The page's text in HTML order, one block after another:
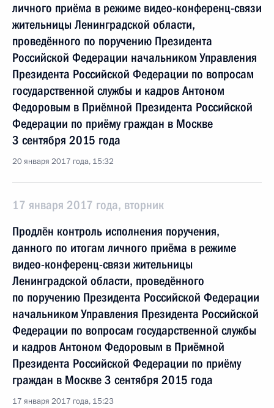
личного приёма в режиме видео-конференц-связи
жительницы Ленинградской области,
проведённого по поручению Президента
Российской Федерации начальником Управления
Президента Российской Федерации по вопросам
государственной службы и кадров Антоном
Федоровым в Приёмной Президента Российской
Федерации по приёму граждан в Москве
3 сентября 2015 года
20 января 2017 года, 15:32
17 января 2017 года, вторник
Продлён контроль исполнения поручения,
данного по итогам личного приёма в режиме
видео-конференц-связи жительницы
Ленинградской области, проведённого
по поручению Президента Российской Федерации
начальником Управления Президента Российской
Федерации по вопросам государственной службы
и кадров Антоном Федоровым в Приёмной
Президента Российской Федерации по приёму
граждан в Москве 3 сентября 2015 года
17 января 2017 года, 15:23